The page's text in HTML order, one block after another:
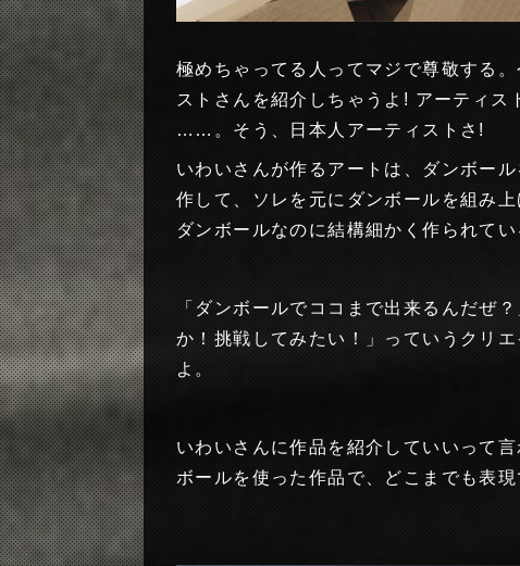
極めちゃってる人ってマジで尊敬する
ストさんを紹介しちゃうよ! アーティス
……。そう、日本人アーティストさ!
いわいさんが作るアートは、ダンボー
作して、ソレを元にダンボールを組み
ダンボールなのに結構細かく作られてい
「ダンボールでココまで出来るんだぜ
か！挑戦してみたい！」っていうクリ
よ。
いわいさんに作品を紹介していいって
ボールを使った作品で、どこまでも表